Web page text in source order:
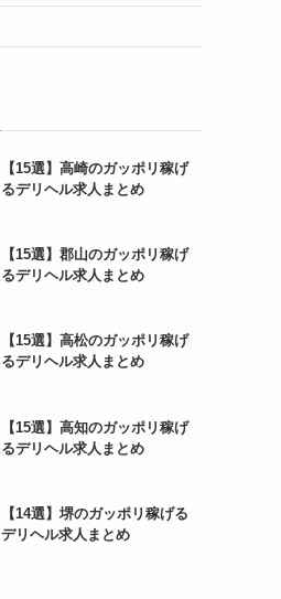
【15選】高崎のガッポリ稼げ
るデリヘル求人まとめ
【15選】郡山のガッポリ稼げ
るデリヘル求人まとめ
【15選】高松のガッポリ稼げ
るデリヘル求人まとめ
【15選】高知のガッポリ稼げ
るデリヘル求人まとめ
【14選】堺のガッポリ稼げる
デリヘル求人まとめ